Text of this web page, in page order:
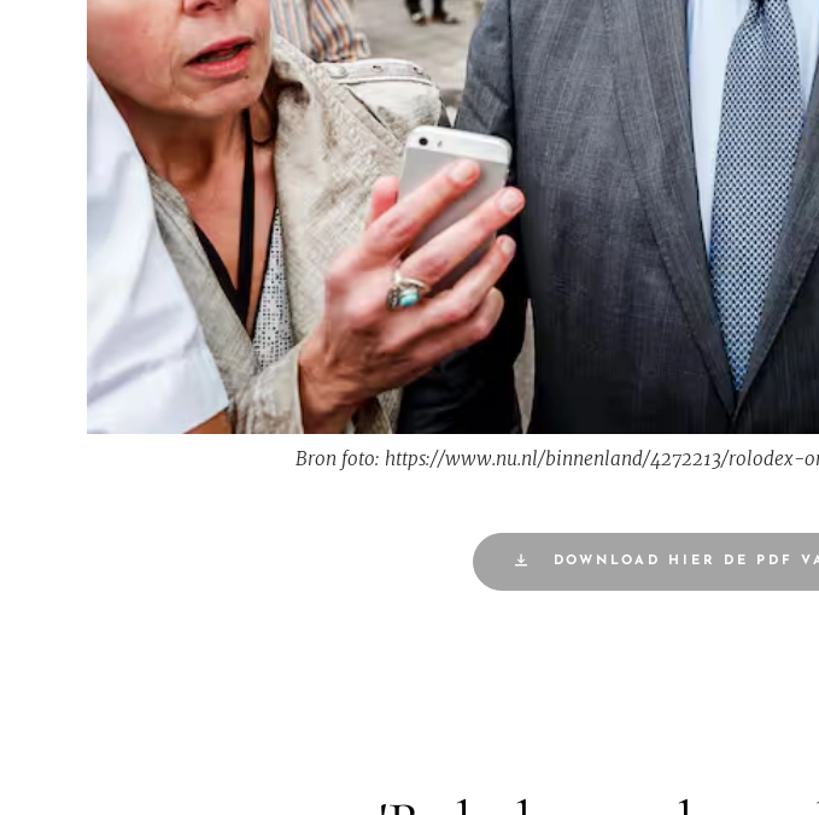
Bron foto: https://www.nu.nl/binnenland/4272213/
DOWNLOAD HIER DE PDF